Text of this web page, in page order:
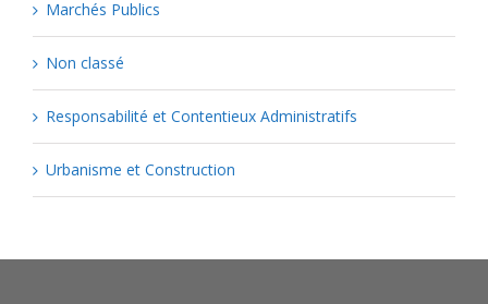
Marchés Publics
Non classé
Responsabilité et Contentieux Administratifs
Urbanisme et Construction